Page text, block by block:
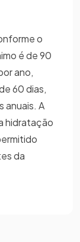
o
é de 90
ano,
60 dias,
anuais. A
hidratação
da